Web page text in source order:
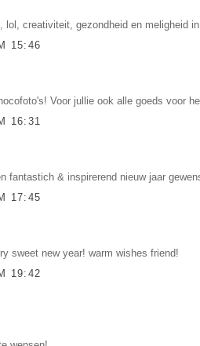
lol, creativiteit, gezondheid en meligheid
15:46
Voor jullie ook alle goeds voor
16:31
fantastich & inspirerend nieuw jaar
17:45
sweet new year! warm wishes friend!
19:42